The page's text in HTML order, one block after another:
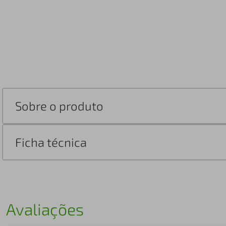
Sobre o produto
Ficha técnica
Avaliações